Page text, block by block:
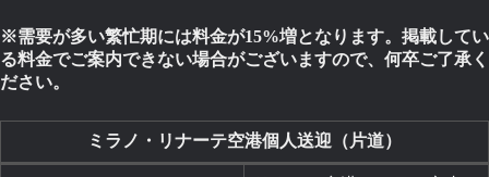
※需要が多い繁忙期には料金が15%増となります。掲載してい
る料金でご案内できない場合がございますので、何卒ご了承く
ださい。
ミラノ・リナーテ空港個人送迎（片道）